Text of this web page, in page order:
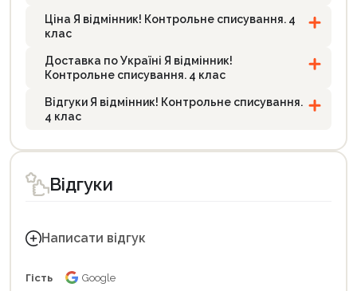
Ціна Я відмінник! Контрольне списування. 4
клас
Доставка по Україні Я відмінник!
Контрольне списування. 4 клас
Відгуки Я відмінник! Контрольне списування.
4 клас
Відгуки
Написати відгук
Гість Google